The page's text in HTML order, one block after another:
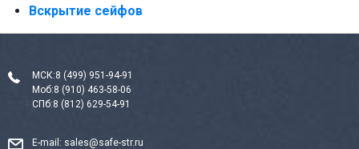
Вскрытие сейфов
МСК:8 (499) 951-94-91
Моб:8 (910) 463-58-06
СПб:8 (812) 629-54-91
E-mail: sales@safe-str.ru